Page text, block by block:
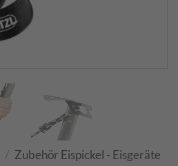
/ Zubehör Eispickel - Eisgeräte